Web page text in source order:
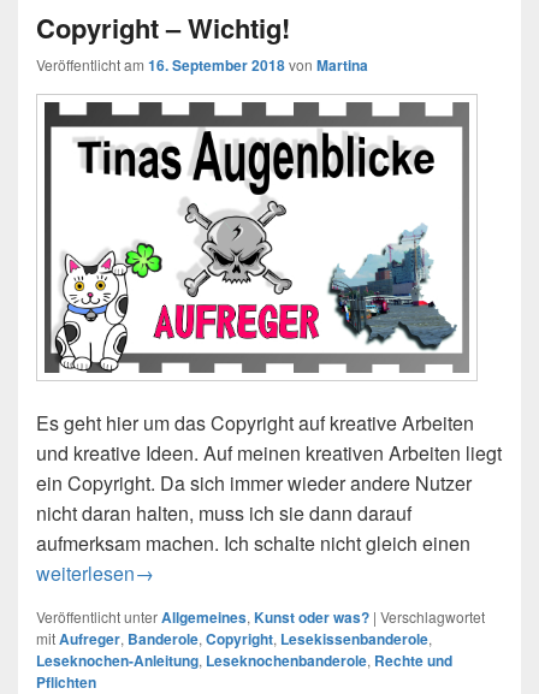
Copyright – Wichtig!
Veröffentlicht am 16. September 2018von Martina
Es geht hier um das Copyright auf kreative Arbeiten
und kreative Ideen. Auf meinen kreativen Arbeiten liegt
ein Copyright. Da sich immer wieder andere Nutzer
nicht daran halten, muss ich sie dann darauf
aufmerksam machen. Ich schalte nicht gleich einen
Copyright – Wichtig!
weiterlesen→
Veröffentlicht unterAllgemeines, Kunst oder was? | Verschlagwortet
mitAufreger, Banderole, Copyright, Lesekissenbanderole,
Leseknochen-Anleitung, Leseknochenbanderole, Rechte und
Pflichten